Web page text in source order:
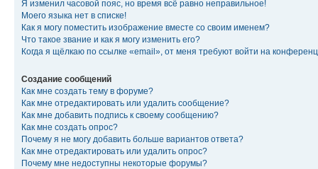
Я изменил часовой пояс, но время всё равно неправильное!
Моего языка нет в списке!
Как я могу поместить изображение вместе со своим именем?
Что такое звание и как я могу изменить его?
Когда я щёлкаю по ссылке «email», от меня требуют войти на
Создание сообщений
Как мне создать тему в форуме?
Как мне отредактировать или удалить сообщение?
Как мне добавить подпись к своему сообщению?
Как мне создать опрос?
Почему я не могу добавить больше вариантов ответа?
Как мне отредактировать или удалить опрос?
Почему мне недоступны некоторые форумы?